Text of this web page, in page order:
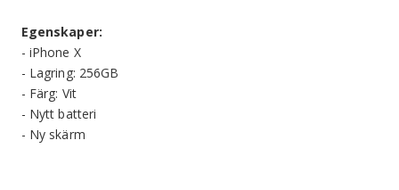
Egenskaper:
- iPhone X
- Lagring: 256GB
- Färg: Vit
- Nytt batteri
- Ny skärm